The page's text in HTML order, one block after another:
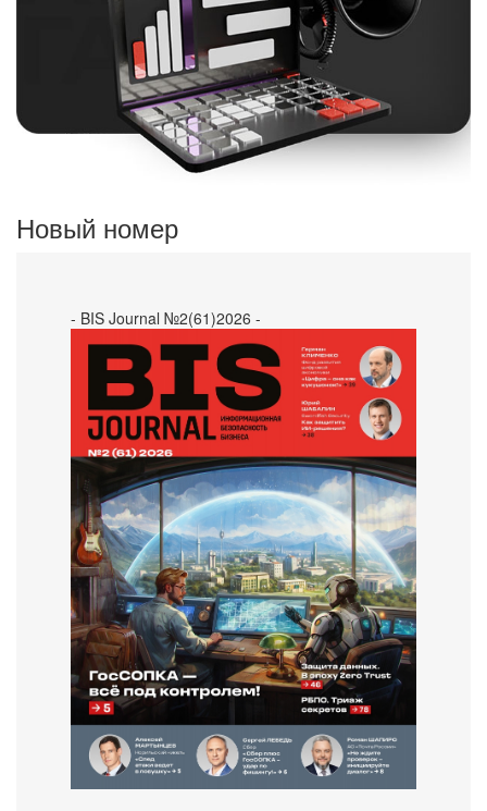
Новый номер
- BIS Journal №2(61)2026 -